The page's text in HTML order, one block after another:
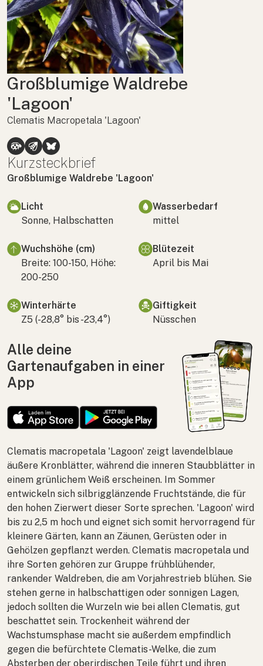
Großblumige Waldrebe
'Lagoon'
Clematis Macropetala 'Lagoon'
Kurzsteckbrief
Großblumige Waldrebe 'Lagoon'
Licht
Sonne, Halbschatten
Wasserbedarf
mittel
Wuchshöhe (cm)
Breite: 100-150, Höhe:
200-250
Blütezeit
April bis Mai
Winterhärte
Z5 (-28,8° bis -23,4°)
Giftigkeit
Nüsschen
Alle deine
Gartenaufgaben in einer
App
Clematis macropetala 'Lagoon' zeigt lavendelblaue
äußere Kronblätter, während die inneren Staubblätter in
einem grünlichem Weiß erscheinen. Im Sommer
entwickeln sich silbrigglänzende Fruchtstände, die für
den hohen Zierwert dieser Sorte sprechen. 'Lagoon' wird
bis zu 2,5 m hoch und eignet sich somit hervorragend für
kleinere Gärten, kann an Zäunen, Gerüsten oder in
Gehölzen gepflanzt werden. Clematis macropetala und
ihre Sorten gehören zur Gruppe frühblühender,
rankender Waldreben, die am Vorjahrestrieb blühen. Sie
stehen gerne in halbschattigen oder sonnigen Lagen,
jedoch sollten die Wurzeln wie bei allen Clematis, gut
beschattet sein. Trockenheit während der
Wachstumsphase macht sie außerdem empfindlich
gegen die befürchtete Clematis-Welke, die zum
Absterben der oberirdischen Teile führt und ihren